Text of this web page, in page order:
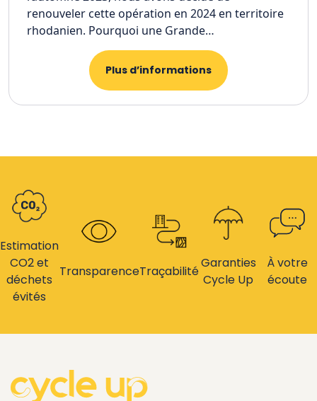
renouveler cette opération en 2024 en territoire
rhodanien. Pourquoi une Grande…
Plus d’informations
Estimation
CO2 et
déchets
évités
TransparenceTraçabilité
Garanties
Cycle Up
À votre
écoute